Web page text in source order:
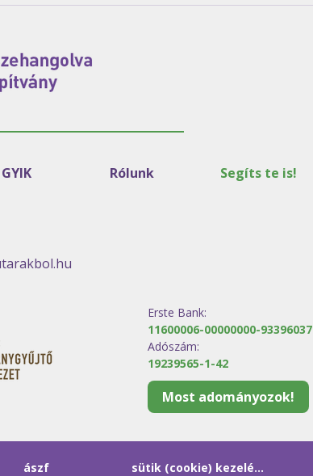
GYIK Rólunk Segíts te is!
Erste Bank:
11600006-00000000-93396037
Adószám:
19239565-1-42
Most adományozok!
ászf sütik (cookie) kezelése